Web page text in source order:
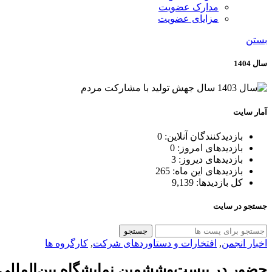
مدارک عضویت
مزایای عضویت
بستن
سال 1404
آمار سایت
بازدیدکنندگان آنلاین: 0
بازدیدهای امروز: 0
بازدیدهای دیروز: 3
بازدیدهای این ماه: 265
کل بازدیدها: 9,139
جستجو در سایت
جستجو
اخبار انجمن, افتخارات و دستاوردهای شرکت, کارگروه ها